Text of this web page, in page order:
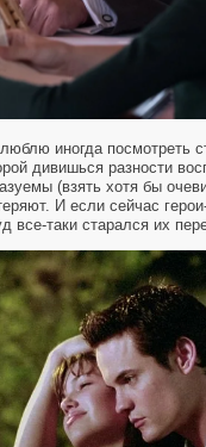
иногда посмотреть
дивишься разности
(взять хотя бы
И если сейчас
все-таки старался их